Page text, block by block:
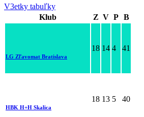
V3etky tabuľky
Klub
Z V P B
LG Zľavomat Bratislava
18 14 4 41
HBK H+H Skalica
18 13 5 40